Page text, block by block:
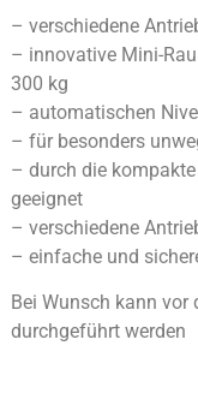
– verschiedene
– innovative Mini-
300 kg
– automatischen
– für besonders
– durch die
geeignet
– verschiedene
– einfache und
Bei Wunsch kann
durchgeführt werden